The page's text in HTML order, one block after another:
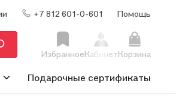
+7 812 601-0-601 Помощь
ИзбранноеКабинетКорзина
Подарочные сертификаты